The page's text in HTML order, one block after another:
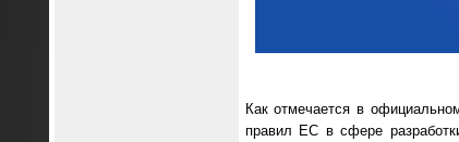
Как отмечается в
правил ЕС в сфере